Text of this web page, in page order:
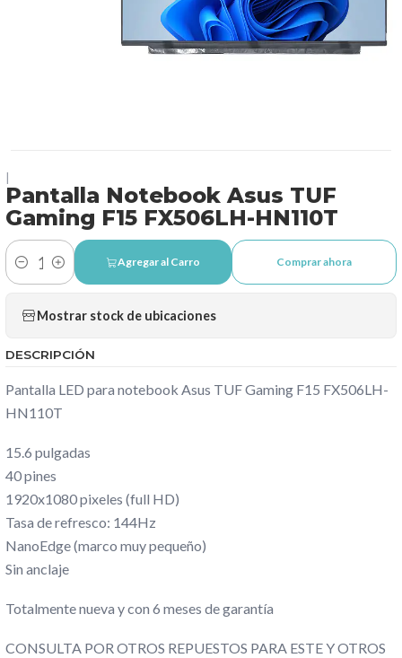
Pantalla Notebook Asus TUF
Gaming F15 FX506LH-HN110T
Cantidad
Agregar al Carro Comprar ahora
Mostrar stock de ubicaciones
DESCRIPCIÓN
Pantalla LED para notebook Asus TUF Gaming F15 FX506LH-
HN110T
15.6 pulgadas
40 pines
1920x1080 pixeles (full HD)
Tasa de refresco: 144Hz
NanoEdge (marco muy pequeño)
Sin anclaje
Totalmente nueva y con 6 meses de garantía
CONSULTA POR OTROS REPUESTOS PARA ESTE Y OTROS